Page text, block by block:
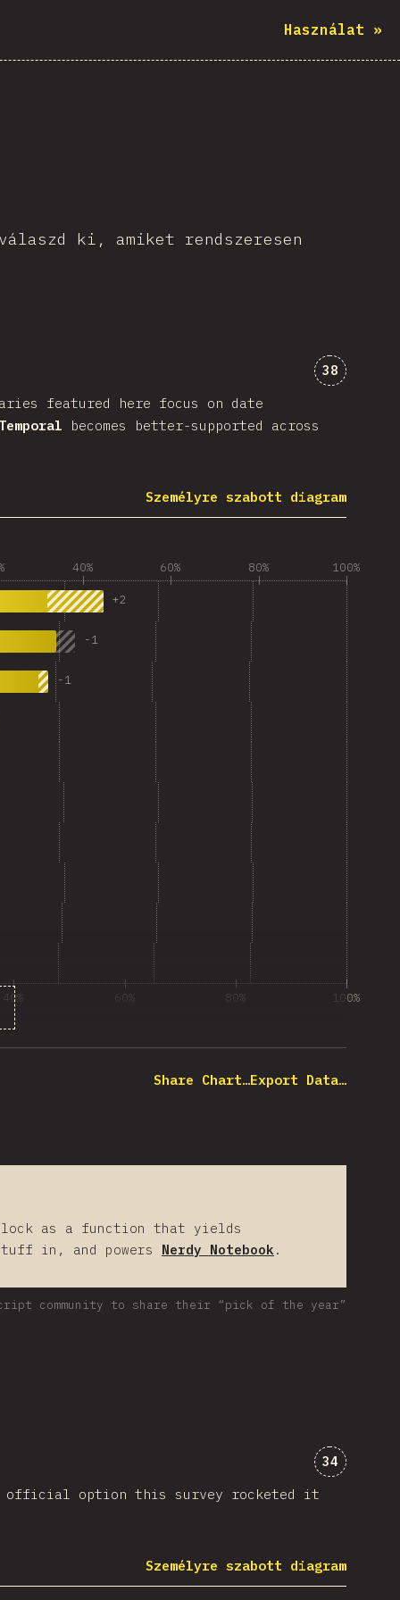
Használat »
ki, amiket rendszeresen
38
featured here focus on date
Temporal becomes better-supported across
Személyre szabott diagram
40% 60% 80% 100%
+2
-1
-1
40% 60% 80% 100%
Share Chart…Export Data…
as a function that yields
in, and powers Nerdy Notebook .
community to share their “pick of the year”
34
official option this survey rocketed it
Személyre szabott diagram